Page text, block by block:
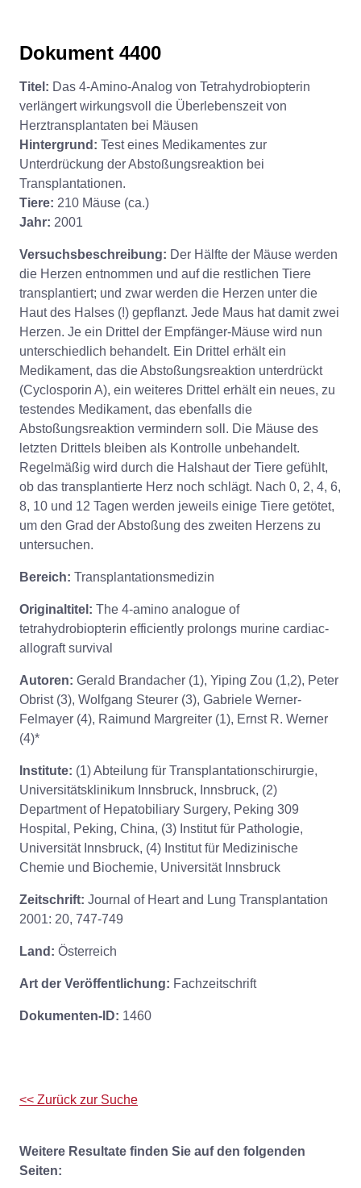
Dokument 4400
Titel: Das 4-Amino-Analog von Tetrahydrobiopterin
verlängert wirkungsvoll die Überlebenszeit von
Herztransplantaten bei Mäusen
Hintergrund: Test eines Medikamentes zur
Unterdrückung der Abstoßungsreaktion bei
Transplantationen.
Tiere: 210 Mäuse (ca.)
Jahr: 2001
Versuchsbeschreibung: Der Hälfte der Mäuse werden
die Herzen entnommen und auf die restlichen Tiere
transplantiert; und zwar werden die Herzen unter die
Haut des Halses (!) gepflanzt. Jede Maus hat damit zwei
Herzen. Je ein Drittel der Empfänger-Mäuse wird nun
unterschiedlich behandelt. Ein Drittel erhält ein
Medikament, das die Abstoßungsreaktion unterdrückt
(Cyclosporin A), ein weiteres Drittel erhält ein neues, zu
testendes Medikament, das ebenfalls die
Abstoßungsreaktion vermindern soll. Die Mäuse des
letzten Drittels bleiben als Kontrolle unbehandelt.
Regelmäßig wird durch die Halshaut der Tiere gefühlt,
ob das transplantierte Herz noch schlägt. Nach 0, 2, 4, 6,
8, 10 und 12 Tagen werden jeweils einige Tiere getötet,
um den Grad der Abstoßung des zweiten Herzens zu
untersuchen.
Bereich: Transplantationsmedizin
Originaltitel: The 4-amino analogue of
tetrahydrobiopterin efficiently prolongs murine cardiac-
allograft survival
Autoren: Gerald Brandacher (1), Yiping Zou (1,2), Peter
Obrist (3), Wolfgang Steurer (3), Gabriele Werner-
Felmayer (4), Raimund Margreiter (1), Ernst R. Werner
(4)*
Institute: (1) Abteilung für Transplantationschirurgie,
Universitätsklinikum Innsbruck, Innsbruck, (2)
Department of Hepatobiliary Surgery, Peking 309
Hospital, Peking, China, (3) Institut für Pathologie,
Universität Innsbruck, (4) Institut für Medizinische
Chemie und Biochemie, Universität Innsbruck
Zeitschrift: Journal of Heart and Lung Transplantation
2001: 20, 747-749
Land: Österreich
Art der Veröffentlichung: Fachzeitschrift
Dokumenten-ID: 1460
<< Zurück zur Suche
Weitere Resultate finden Sie auf den folgenden
Seiten: